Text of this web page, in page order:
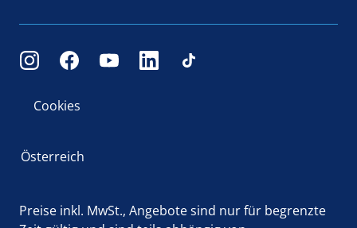
Cookies
Österreich
Preise inkl. MwSt., Angebote sind nur für begrenzte